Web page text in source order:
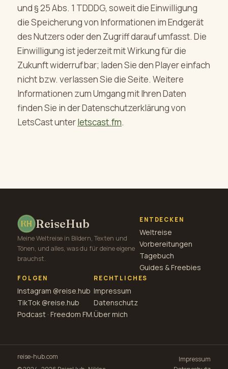
und § 25 Abs. 1 TDDDG, soweit die Einwilligung
die Speicherung von Informationen im Endgerät
des Nutzers oder den Zugriff darauf umfasst. Die
Einwilligung ist jederzeit mit Wirkung für die
Zukunft widerrufbar; laden Sie den Player einfach
nicht bzw. verlassen Sie die Seite. Weitere
Informationen zum Umgang mit Ihren Daten
finden Sie in der Datenschutzerklärung von
LetsCast unterletscast.fm.
ReiseHub
Meine Weltreise in Bildern, Texten und
Tönen, und alles, was du für deine eigene
brauchst.
ENTDECKEN
Weltreise
Vorbereitungen
Tagebuch
Guides & Freebies
FOLGEN
Instagram @reise.hub
TikTok @reise.hub
Podcast · Freedom FM.
RECHTLICHES
Impressum
Datenschutz
Über mich
reise-hub.com
Impressum